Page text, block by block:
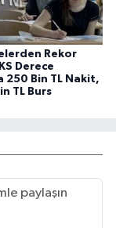
Rekor
Derece
250 Bin TL Nakit,
TL Burs